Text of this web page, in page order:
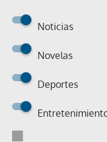
Noticias
Novelas
Deportes